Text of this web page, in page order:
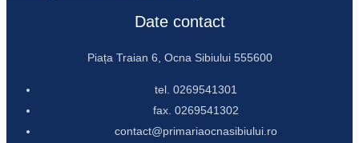
Date contact
Piața Traian 6, Ocna Sibiului 555600
tel. 0269541301
fax. 0269541302
contact@primariaocnasibiului.ro